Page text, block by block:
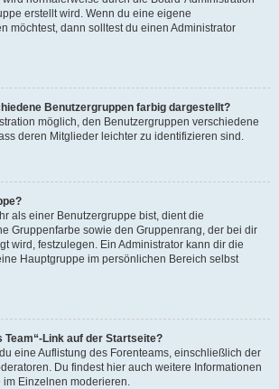
erstellt wird. Wenn du eine eigene
möchtest, dann solltest du einen Administrator
Benutzergruppen farbig dargestellt?
möglich, den Benutzergruppen verschiedene
deren Mitglieder leichter zu identifizieren sind.
als einer Benutzergruppe bist, dient die
Gruppenfarbe sowie den Gruppenrang, der bei dir
wird, festzulegen. Ein Administrator kann dir die
Hauptgruppe im persönlichen Bereich selbst
Team“-Link auf der Startseite?
eine Auflistung des Forenteams, einschließlich der
Du findest hier auch weitere Informationen
Einzelnen moderieren.